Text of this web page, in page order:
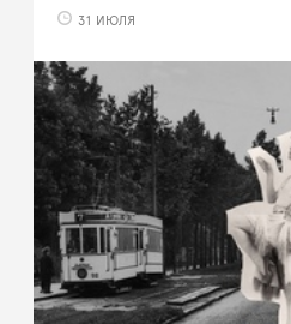
31 ИЮЛЯ